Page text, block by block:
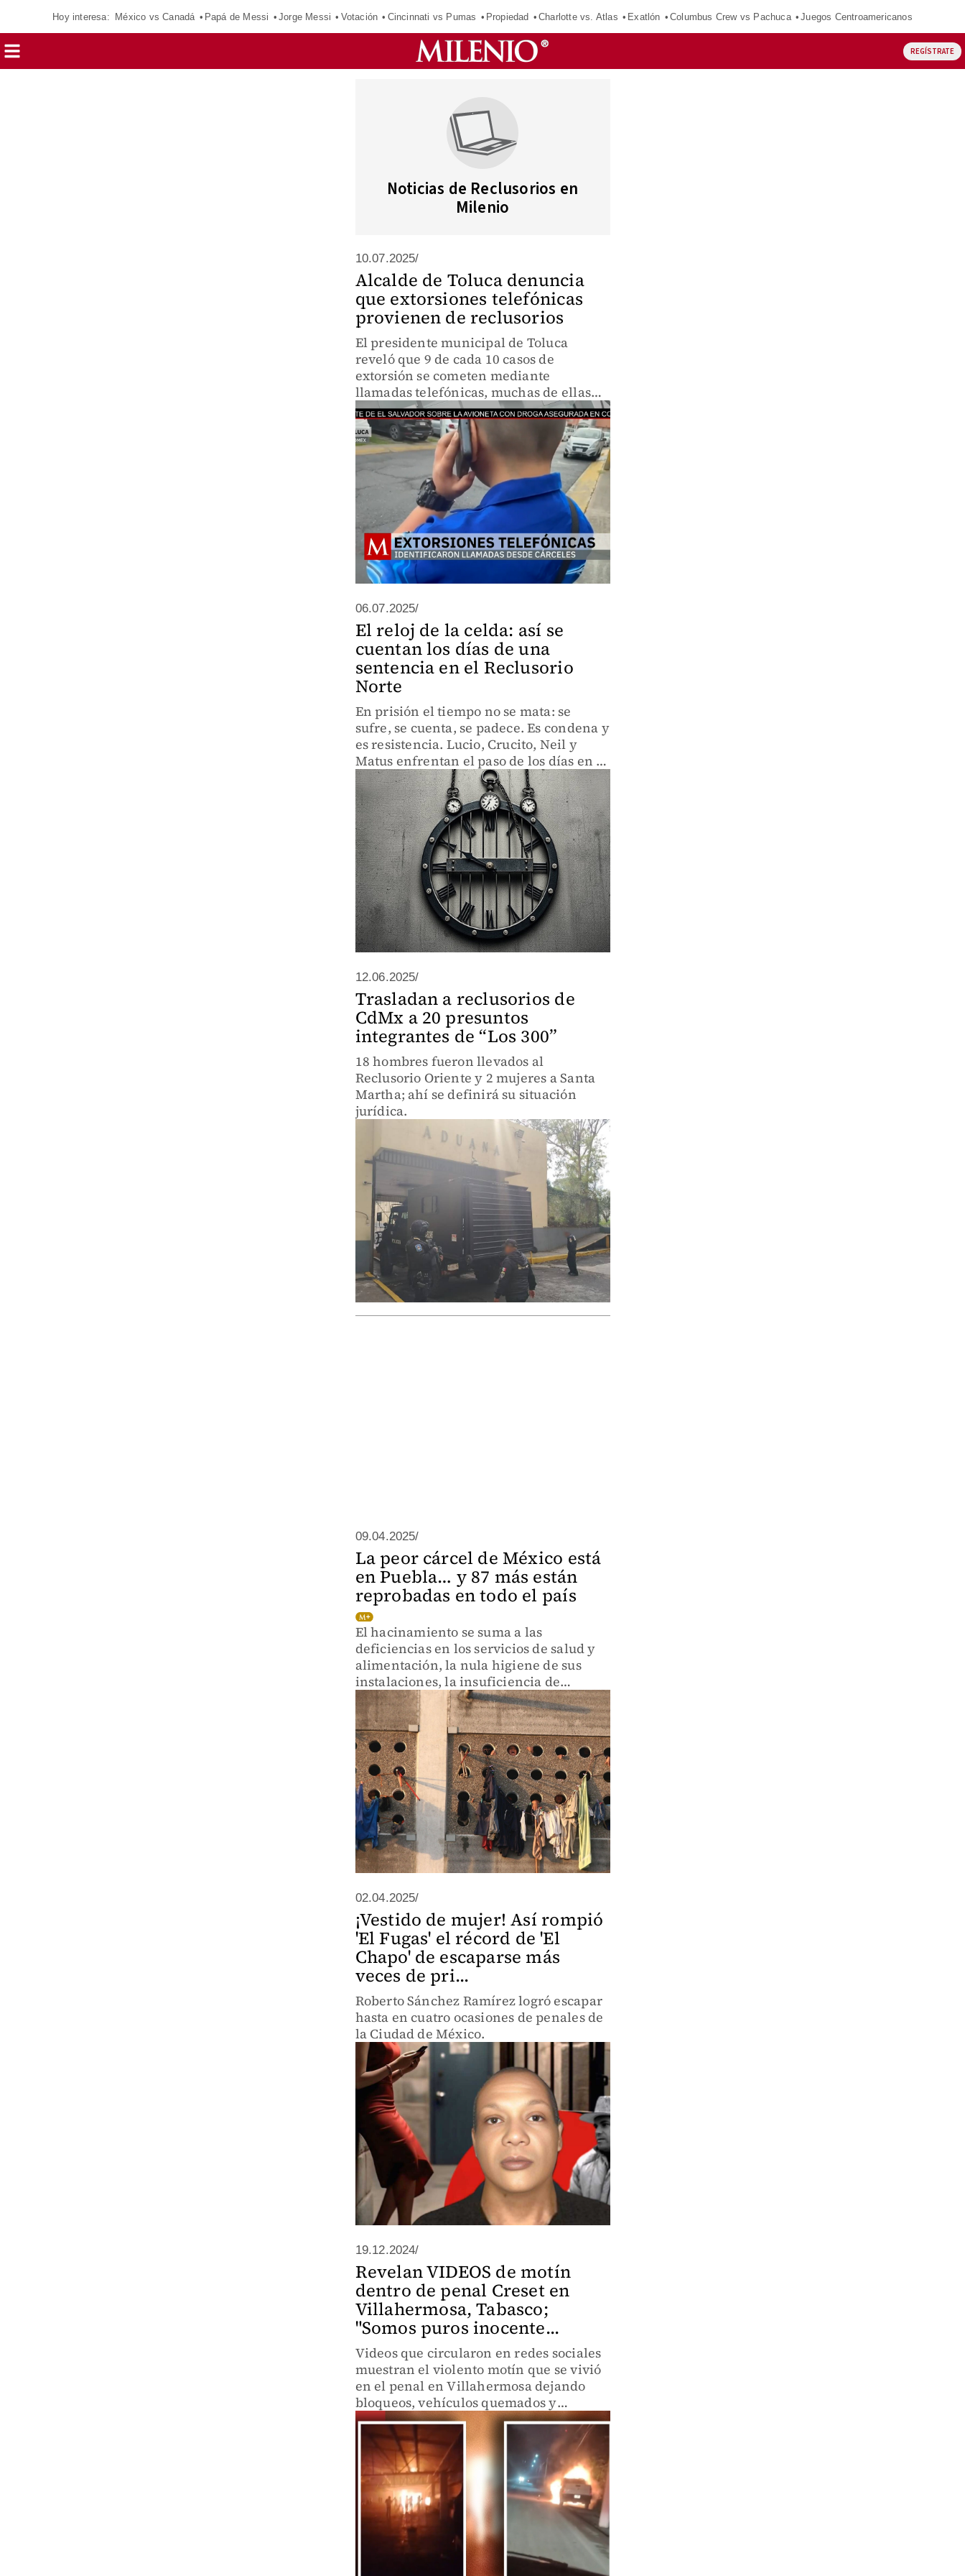
Hoy interesa: México vs Canadá Papá de Messi Jorge Messi Votación Cincinnati vs Pumas Propiedad Charlotte vs. Atlas Exatlón Columbus Crew vs Pachuca Juegos Centroamericanos
REGÍSTRATE
Noticias de Reclusorios en
Milenio
10.07.2025/
Alcalde de Toluca denuncia
que extorsiones telefónicas
provienen de reclusorios
El presidente municipal de Toluca
reveló que 9 de cada 10 casos de
extorsión se cometen mediante
llamadas telefónicas, muchas de ellas
realizadas desde penales del país.
06.07.2025/
El reloj de la celda: así se
cuentan los días de una
sentencia en el Reclusorio
Norte
En prisión el tiempo no se mata: se
sufre, se cuenta, se padece. Es condena y
es resistencia. Lucio, Crucito, Neil y
Matus enfrentan el paso de los días en el
Reclusorio Norte.
12.06.2025/
Trasladan a reclusorios de
CdMx a 20 presuntos
integrantes de “Los 300”
18 hombres fueron llevados al
Reclusorio Oriente y 2 mujeres a Santa
Martha; ahí se definirá su situación
jurídica.
09.04.2025/
La peor cárcel de México está
en Puebla… y 87 más están
reprobadas en todo el país
El hacinamiento se suma a las
deficiencias en los servicios de salud y
alimentación, la nula higiene de sus
instalaciones, la insuficiencia de
personal de seguridad y custodia.
02.04.2025/
¡Vestido de mujer! Así rompió
'El Fugas' el récord de 'El
Chapo' de escaparse más
veces de pri...
Roberto Sánchez Ramírez logró escapar
hasta en cuatro ocasiones de penales de
la Ciudad de México.
19.12.2024/
Revelan VIDEOS de motín
dentro de penal Creset en
Villahermosa, Tabasco;
"Somos puros inocente...
Videos que circularon en redes sociales
muestran el violento motín que se vivió
en el penal en Villahermosa dejando
bloqueos, vehículos quemados y
personas heridas.